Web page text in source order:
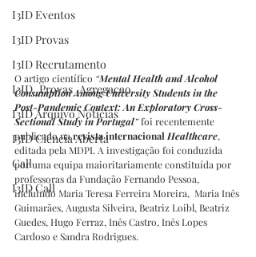
I3ID Eventos
I3ID Provas
I3ID Recrutamento
I3ID_Provas_Agregacao
I3ID Arquivo Notícias
I3ID Ciência Aberta
Call
I3ID Call
O artigo científico “Mental Health and Alcohol
Consumption Among University Students in the
Post-Pandemic Context: An Exploratory Cross-
Sectional Study in Portugal” foi recentemente
publicado na revista internacional Healthcare,
editada pela MDPI. A investigação foi conduzida
por uma equipa maioritariamente constituída por
professoras da Fundação Fernando Pessoa,
incluindo Maria Teresa Ferreira Moreira,  Maria Inês
Guimarães, Augusta Silveira, Beatriz Loibl, Beatriz
Guedes, Hugo Ferraz, Inês Castro, Inês Lopes
Cardoso e Sandra Rodrigues.